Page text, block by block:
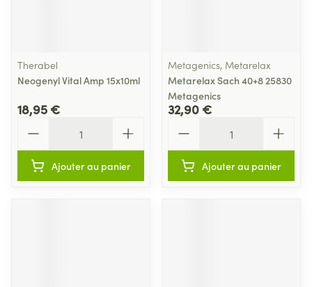
Therabel
Neogenyl Vital Amp 15x10ml
18,95 €
Ajouter au panier
Metagenics, Metarelax
Metarelax Sach 40+8 25830
Metagenics
32,90 €
Ajouter au panier